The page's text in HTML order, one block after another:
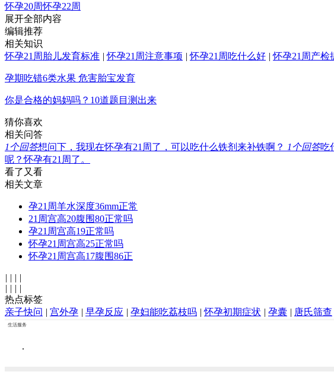
怀孕20周怀孕22周
展开全部内容
编辑推荐
相关知识
怀孕21周胎儿发育标准 | 怀孕21周注意事项 | 怀孕21周吃什么好 | 怀孕21周产检
孕期吃错6类水果 危害胎宝发育
你是合格的妈妈吗？10道题目测出来
猜你喜欢
相关问答
1个回答想问下，我现在怀孕有21周了，可以吃什么铁剂来补铁啊？ 1个回答吃
呢？怀孕有21周了。
看了又看
相关文章
孕21周羊水深度36mm正常
21周宫高20腹围80正常吗
孕21周宫高19正常吗
怀孕21周宫高25正常吗
怀孕21周宫高17腹围86正
| | | |
| | | |
热点标签
亲子快问 | 宫外孕 | 早孕反应 | 孕妇能吃荔枝吗 | 怀孕初期症状 | 孕囊 | 唐氏筛查
生活服务